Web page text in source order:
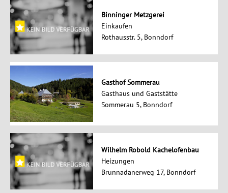
Binninger Metzgerei
Einkaufen
Rothausstr. 5, Bonndorf
Gasthof Sommerau
Gasthaus und Gaststätte
Sommerau 5, Bonndorf
Wilhelm Robold Kachelofenbau
Heizungen
Brunnadanerweg 17, Bonndorf